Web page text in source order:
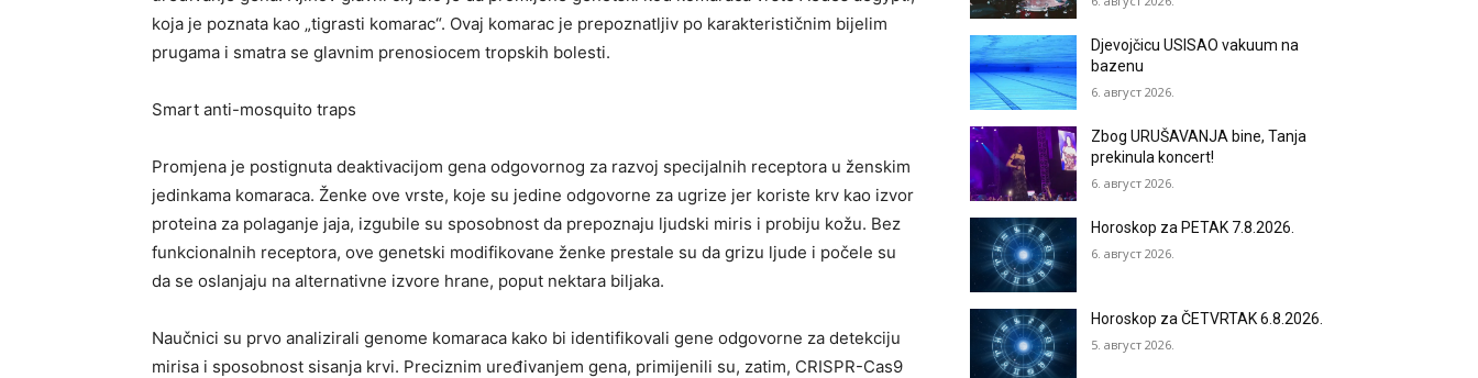
koja je poznata kao „tigrasti komarac“. Ovaj komarac je prepoznatljiv po karakterističnim bijelim
prugama i smatra se glavnim prenosiocem tropskih bolesti.
Smart anti-mosquito traps
Promjena je postignuta deaktivacijom gena odgovornog za razvoj specijalnih receptora u ženskim
jedinkama komaraca. Ženke ove vrste, koje su jedine odgovorne za ugrize jer koriste krv kao izvor
proteina za polaganje jaja, izgubile su sposobnost da prepoznaju ljudski miris i probiju kožu. Bez
funkcionalnih receptora, ove genetski modifikovane ženke prestale su da grizu ljude i počele su
da se oslanjaju na alternativne izvore hrane, poput nektara biljaka.
Naučnici su prvo analizirali genome komaraca kako bi identifikovali gene odgovorne za detekciju
mirisa i sposobnost sisanja krvi. Preciznim uređivanjem gena, primijenili su, zatim, CRISPR-Cas9
Djevojčicu USISAO vakuum na
bazenu
6. август 2026.
Zbog URUŠAVANJA bine, Tanja
prekinula koncert!
6. август 2026.
Horoskop za PETAK 7.8.2026.
6. август 2026.
Horoskop za ČETVRTAK 6.8.2026.
5. август 2026.